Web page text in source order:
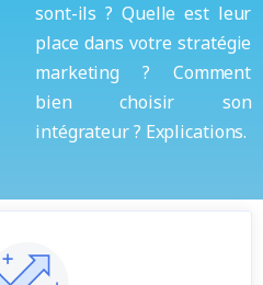
intégrateur ? Explications.